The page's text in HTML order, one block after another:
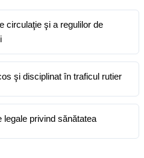
circulaţie şi a regulilor de
şi disciplinat în traficul rutier
privind sănătatea